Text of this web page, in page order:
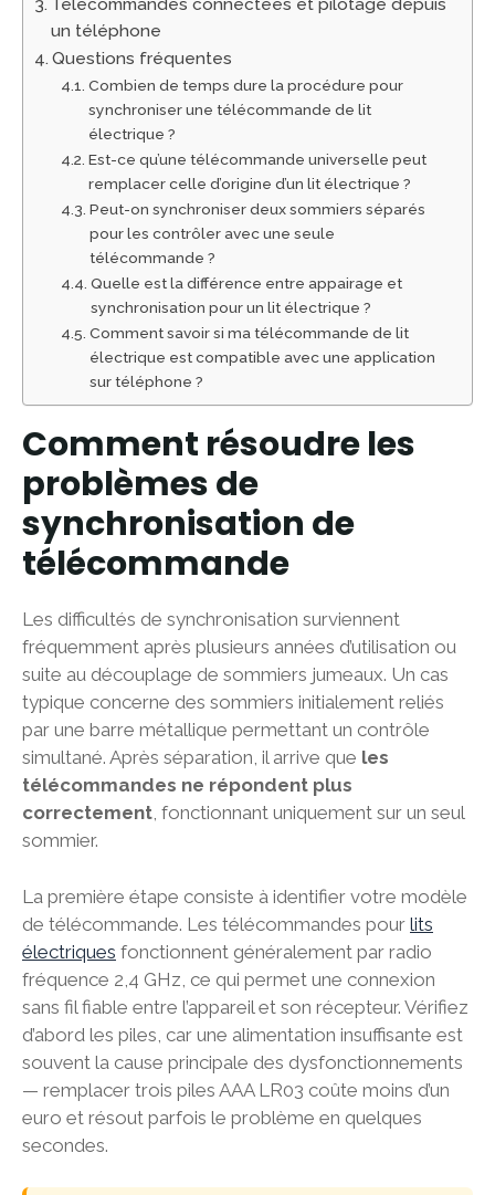
Télécommandes connectées et pilotage depuis
un téléphone
Questions fréquentes
Combien de temps dure la procédure pour
synchroniser une télécommande de lit
électrique ?
Est-ce qu’une télécommande universelle peut
remplacer celle d’origine d’un lit électrique ?
Peut-on synchroniser deux sommiers séparés
pour les contrôler avec une seule
télécommande ?
Quelle est la différence entre appairage et
synchronisation pour un lit électrique ?
Comment savoir si ma télécommande de lit
électrique est compatible avec une application
sur téléphone ?
Comment résoudre les
problèmes de
synchronisation de
télécommande
Les difficultés de synchronisation surviennent
fréquemment après plusieurs années d’utilisation ou
suite au découplage de sommiers jumeaux. Un cas
typique concerne des sommiers initialement reliés
par une barre métallique permettant un contrôle
simultané. Après séparation, il arrive que les
télécommandes ne répondent plus
correctement, fonctionnant uniquement sur un seul
sommier.
La première étape consiste à identifier votre modèle
de télécommande. Les télécommandes pour lits
électriques fonctionnent généralement par radio
fréquence 2,4 GHz, ce qui permet une connexion
sans fil fiable entre l’appareil et son récepteur. Vérifiez
d’abord les piles, car une alimentation insuffisante est
souvent la cause principale des dysfonctionnements
— remplacer trois piles AAA LR03 coûte moins d’un
euro et résout parfois le problème en quelques
secondes.